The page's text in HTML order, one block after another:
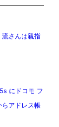
さんは親指
にドコモ フ
アドレス帳